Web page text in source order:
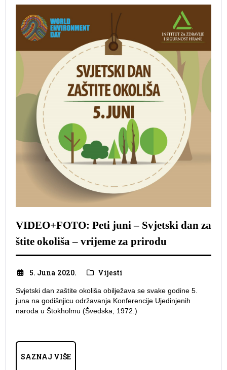
VIDEO+FOTO: Peti juni – Svjetski dan za
štite okoliša – vrijeme za prirodu
5. Juna 2020. Vijesti
Svjetski dan zaštite okoliša obilježava se svake godine 5.
juna na godišnjicu održavanja Konferencije Ujedinjenih
naroda u Štokholmu (Švedska, 1972.)
SAZNAJ VIŠE